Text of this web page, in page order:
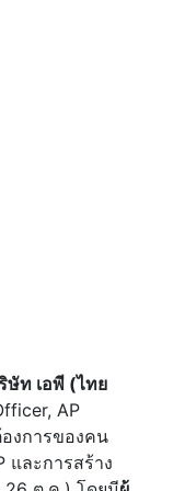
ษัท เอพี (ไทย
AP
งการของคน
และการสร้าง